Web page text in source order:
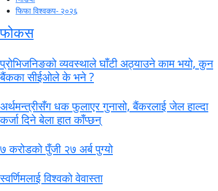
फिफा विश्वकप- २०२६
फोकस
प्रोभिजनिङको व्यवस्थाले घाँटी अठ्याउने काम भयो, कुन
बैंकका सीईओले के भने ?
अर्थमन्त्रीसँग धक फुलाएर गुनासो, बैंकरलाई जेल हाल्दा
कर्जा दिने बेला हात काँप्छन्
७ करोडको पुँजी २७ अर्ब पुग्यो
स्वर्णिमलाई विश्वको वेवास्ता